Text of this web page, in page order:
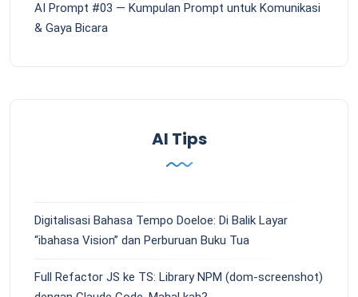
AI Prompt #03 — Kumpulan Prompt untuk Komunikasi
& Gaya Bicara
AI Tips
Digitalisasi Bahasa Tempo Doeloe: Di Balik Layar
“ibahasa Vision” dan Perburuan Buku Tua
Full Refactor JS ke TS: Library NPM (dom-screenshot)